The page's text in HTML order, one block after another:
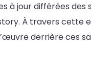
à jour différées des
À travers cette
derrière ces